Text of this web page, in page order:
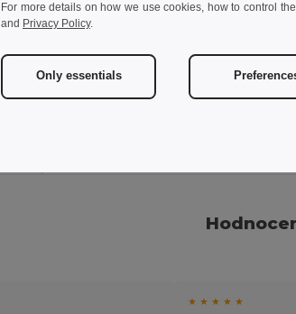
BOWYARD RPET šňůrka na krk
★ ★ ★ ★ ★
For more details on how we use cookies, how to control
and Privacy Policy.
Only essentials